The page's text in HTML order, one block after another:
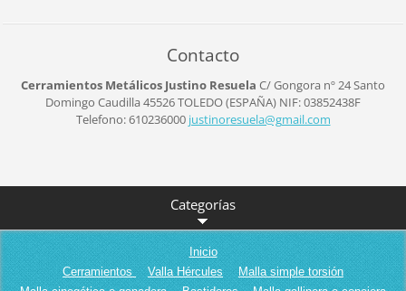
Contacto
Cerramientos Metálicos Justino Resuela C/ Gongora nº 24Santo
Domingo Caudilla 45526TOLEDO (ESPAÑA) NIF: 03852438F
Telefono: 610236000 justinoresuela@gmail.com
Categorías
Inicio
Cerramientos
Valla Hércules
Malla simple torsión